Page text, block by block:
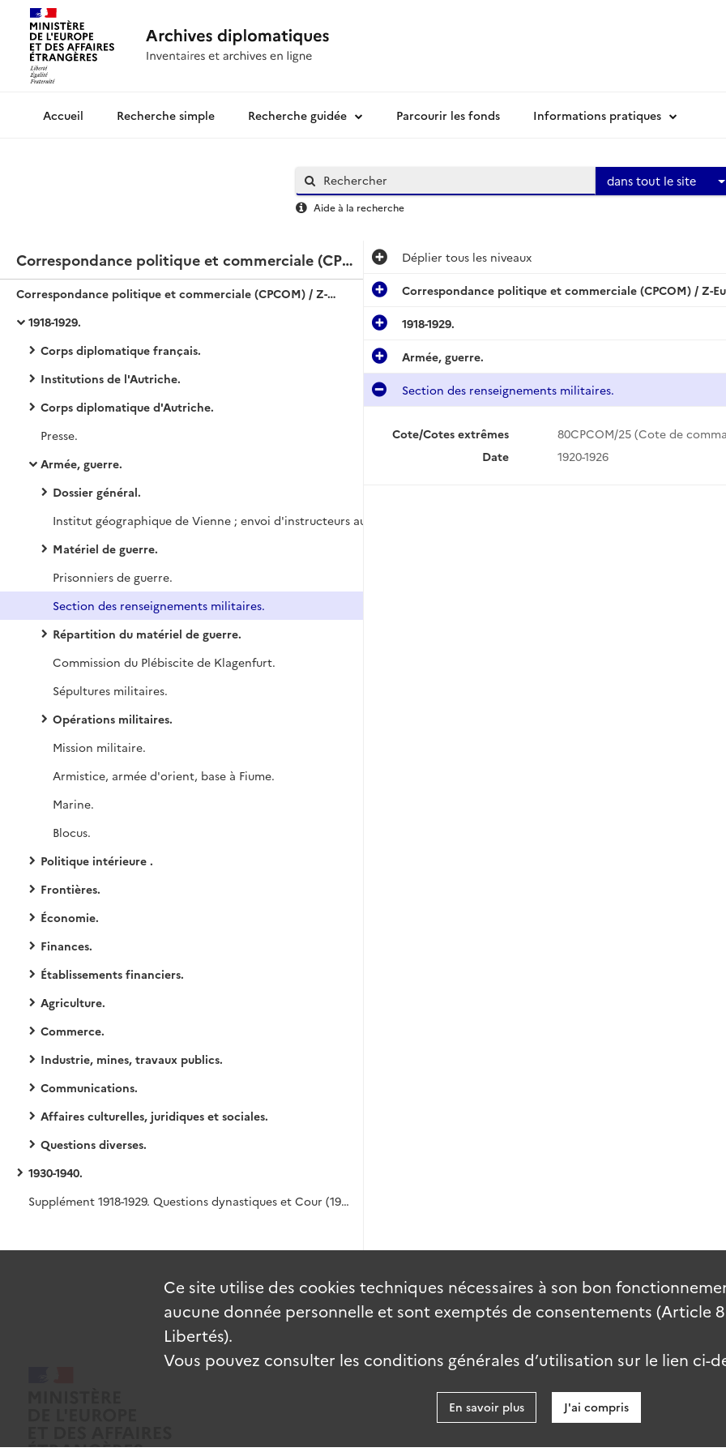
Archives diplomatiquesRecherche simple Recherche guidée Parcourir les fonds Informations pratiques
dans tout le site
Aide à la recherche
Correspondance politique et commerciale (CPCOM) / Z-Europe / Autriche
Correspondance politique et commerciale (CPCOM) / Z-Europe / Autriche
1918-1929.
Corps diplomatique français.
Institutions de l'Autriche.
Corps diplomatique d'Autriche.
Presse.
Armée, guerre.
Dossier général.
Matériel de guerre.
Prisonniers de guerre.
Section des renseignements militaires.
Répartition du matériel de guerre.
Commission du Plébiscite de Klagenfurt.
Sépultures militaires.
Opérations militaires.
Mission militaire.
Armistice, armée d'orient, base à Fiume.
Marine.
Blocus.
Politique intérieure .
Frontières.
Économie.
Finances.
Établissements financiers.
Agriculture.
Commerce.
Industrie, mines, travaux publics.
Communications.
Affaires culturelles, juridiques et sociales.
Questions diverses.
1930-1940.
Supplément 1918-1929. Questions dynastiques et Cour (1918-1929) ; conseillers du commerce extérieur (1918) ; Autrichiens en France (1923).
Déplier tous les niveaux
Correspondance politique et commerciale (CPCOM) / Z-
1918-1929.
Armée, guerre.
Section des renseignements militaires.
Cote/Cotes extrêmes
80CPCOM/25 (Cote de
Date
1920-1926
Ce site utilise des cookies techniques nécessaires à son bon
aucune donnée personnelle et sont exemptés de consentements (Article
Libertés).
Vous pouvez consulter les conditions générales d’utilisation sur le lien ci-
En savoir plus J'ai compris